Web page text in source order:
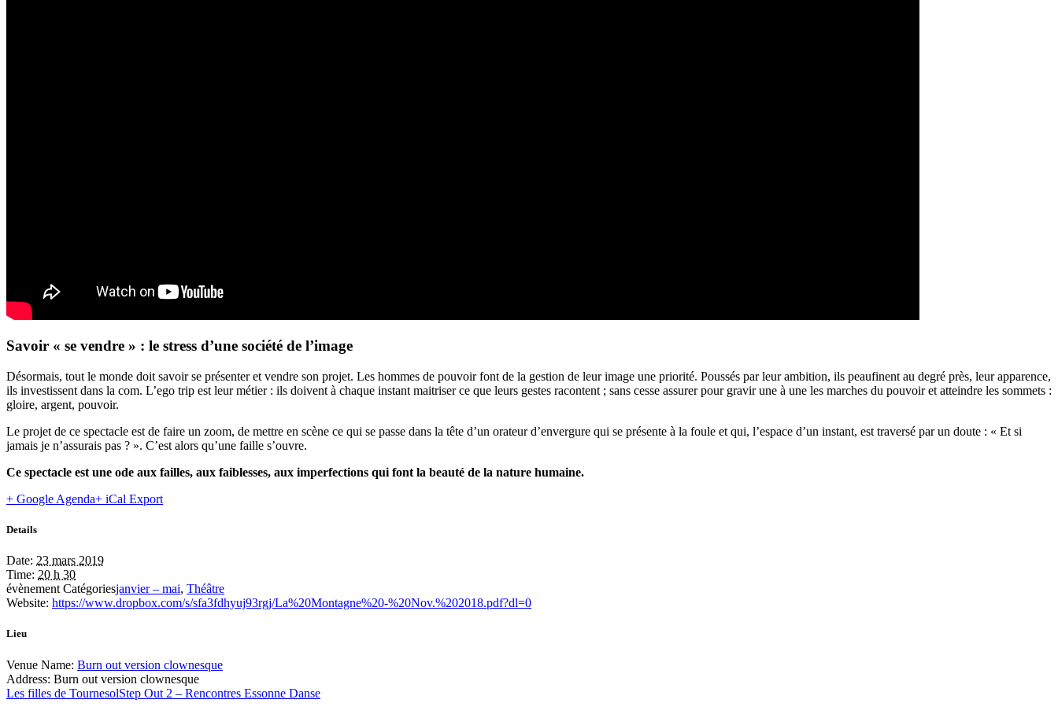
Savoir « se vendre » : le stress d’une société de l’image
Désormais, tout le monde doit savoir se présenter et vendre son projet. Les hommes de pouvoir font de la gestion de leur image une priorité. Poussés par leur ambition, ils peaufinent au degré près, leur apparence,
ils investissent dans la com. L’ego trip est leur métier : ils doivent à chaque instant maitriser ce que leurs gestes racontent ; sans cesse assurer pour gravir une à une les marches du pouvoir et atteindre les sommets :
gloire, argent, pouvoir.
Le projet de ce spectacle est de faire un zoom, de mettre en scène ce qui se passe dans la tête d’un orateur d’envergure qui se présente à la foule et qui, l’espace d’un instant, est traversé par un doute : « Et si
jamais je n’assurais pas ? ». C’est alors qu’une faille s’ouvre.
Ce spectacle est une ode aux failles, aux faiblesses, aux imperfections qui font la beauté de la nature humaine.
+ Google Agenda+ iCal Export
Details
Date: 23 mars 2019
Time: 20 h 30
évènement Catégoriesjanvier – mai, Théâtre
Website: https://www.dropbox.com/s/sfa3fdhyuj93rgj/La%20Montagne%20-%20Nov.%202018.pdf?dl=0
Lieu
Venue Name: Burn out version clownesque
Address: Burn out version clownesque
Les filles de TournesolStep Out 2 – Rencontres Essonne Danse